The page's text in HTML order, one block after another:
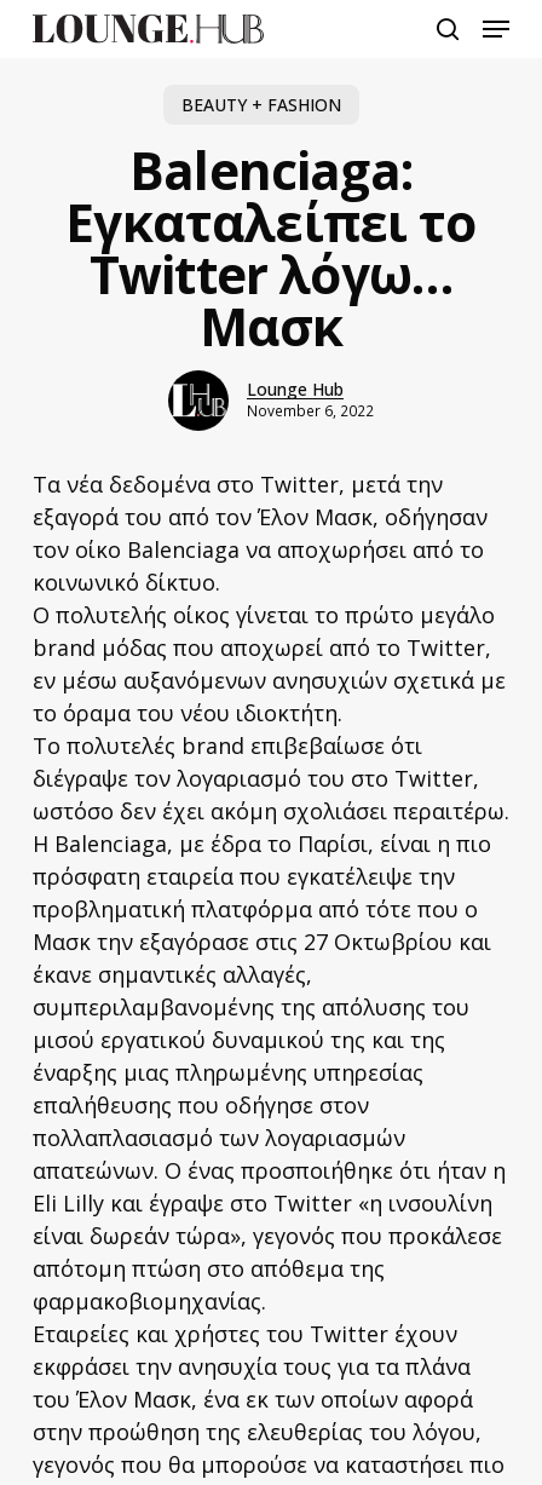
Menu
BEAUTY + FASHION
Balenciaga:
Εγκαταλείπει το
Twitter λόγω…
Μασκ
Lounge Hub
November 6, 2022
Τα νέα δεδομένα στο Twitter, μετά την
εξαγορά του από τον Έλον Μασκ, οδήγησαν
τον οίκο Balenciaga να αποχωρήσει από το
κοινωνικό δίκτυο.
Ο πολυτελής οίκος γίνεται το πρώτο μεγάλο
brand μόδας που αποχωρεί από το Twitter,
εν μέσω αυξανόμενων ανησυχιών σχετικά με
το όραμα του νέου ιδιοκτήτη.
Το πολυτελές brand επιβεβαίωσε ότι
διέγραψε τον λογαριασμό του στο Twitter,
ωστόσο δεν έχει ακόμη σχολιάσει περαιτέρω.
Η Balenciaga, με έδρα το Παρίσι, είναι η πιο
πρόσφατη εταιρεία που εγκατέλειψε την
προβληματική πλατφόρμα από τότε που ο
Μασκ την εξαγόρασε στις 27 Οκτωβρίου και
έκανε σημαντικές αλλαγές,
συμπεριλαμβανομένης της απόλυσης του
μισού εργατικού δυναμικού της και της
έναρξης μιας πληρωμένης υπηρεσίας
επαλήθευσης που οδήγησε στον
πολλαπλασιασμό των λογαριασμών
απατεώνων. Ο ένας προσποιήθηκε ότι ήταν η
Eli Lilly και έγραψε στο Twitter «η ινσουλίνη
είναι δωρεάν τώρα», γεγονός που προκάλεσε
απότομη πτώση στο απόθεμα της
φαρμακοβιομηχανίας.
Εταιρείες και χρήστες του Twitter έχουν
εκφράσει την ανησυχία τους για τα πλάνα
του Έλον Μασκ, ένα εκ των οποίων αφορά
στην προώθηση της ελευθερίας του λόγου,
γεγονός που θα μπορούσε να καταστήσει πιο